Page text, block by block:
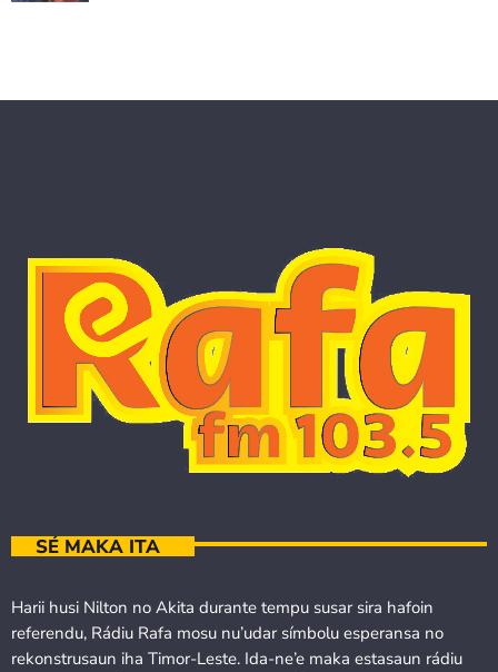
SÉ MAKA ITA
Harii husi Nilton no Akita durante tempu susar sira hafoin
referendu, Rádiu Rafa mosu nu’udar símbolu esperansa no
rekonstrusaun iha Timor-Leste. Ida-ne’e maka estasaun rádiu